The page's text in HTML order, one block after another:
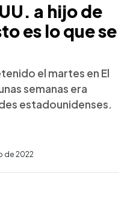
a hijo de
es lo que se
el martes en El
semanas era
estadounidenses.
de 2022